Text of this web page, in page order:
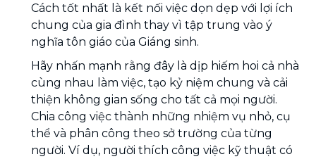
Cách tốt nhất là kết nối việc dọn dẹp với lợi ích
chung của gia đình thay vì tập trung vào ý
nghĩa tôn giáo của Giáng sinh.
Hãy nhấn mạnh rằng đây là dịp hiếm hoi cả nhà
cùng nhau làm việc, tạo kỷ niệm chung và cải
thiện không gian sống cho tất cả mọi người.
Chia công việc thành những nhiệm vụ nhỏ, cụ
thể và phân công theo sở trường của từng
người. Ví dụ, người thích công việc kỹ thuật có